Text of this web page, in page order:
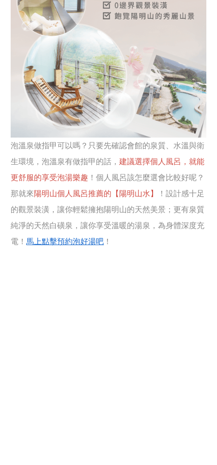
泡溫泉做指甲可以嗎？只要先確認會館的泉質、水溫與衛
生環境，泡溫泉有做指甲的話，建議選擇個人風呂，就能
更舒服的享受泡湯樂趣 ！個人風呂該怎麼選會比較好呢？
那就來陽明山個人風呂推薦的【陽明山水】
！設計感十足
的觀景裝潢，讓你輕鬆擁抱陽明山的天然美景；更有泉質
純淨的天然白磺泉，讓你享受溫暖的湯泉，為身體深度充
電！馬上點擊預約泡好湯吧 ！